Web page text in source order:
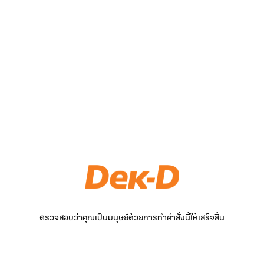
ตรวจสอบว่าคุณเป็นมนุษย์ด้วยการทำคำสั่งนี้ให้เสร็จสิ้น